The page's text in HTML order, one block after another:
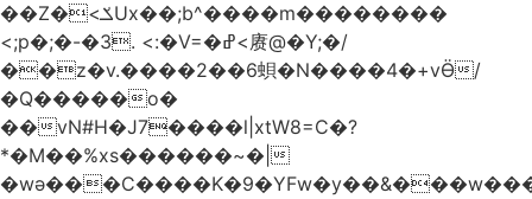
��Z�<ݎUx��;b^����m��������
<;p�;�-�3. <:�V=�ߝ<赓@�Y;�/
��z�v.����2��6蛽�N����4�+vӪ/
�Q�����o�
��vN#Н�J7����l|xtW8=C�?
*�M��%xs������~�|